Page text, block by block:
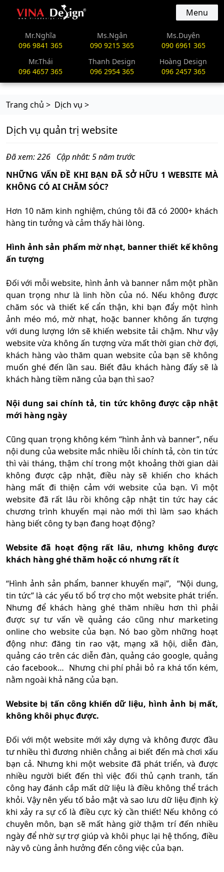
vinadesign.vn Menu
Mr.Nghĩa
096 9841 365
Ms.Ngân
090 9215 365
Ms.Duyên
090 6961 365
Mr.Thái
096 4657 365
Thanh Design
096 2954 365
Hoàng Design
096 2457 365
Trang chủ > Dịch vụ >
Dịch vụ quản trị website
Đã xem: 226 Cập nhât: 5 năm trước
NHỮNG VẤN ĐỀ KHI BẠN ĐÃ SỞ HỮU 1 WEBSITE MÀ
KHÔNG CÓ AI CHĂM SÓC?
Hơn 10 năm kinh nghiệm, chúng tôi đã có 2000+ khách
hàng tin tưởng và cảm thấy hài lòng.
Hình ảnh sản phẩm mờ nhạt, banner thiết kế không
ấn tượng
Đối với mỗi website, hình ảnh và banner nắm một phần
quan trọng như là linh hồn của nó. Nếu không được
chăm sóc và thiết kế cẩn thận, khi bạn đẩy một hình
ảnh méo mó, mờ nhạt, hoặc banner không ấn tượng
với dung lượng lớn sẽ khiến website tải chậm. Như vậy
website vừa không ấn tượng vừa mất thời gian chờ đợi,
khách hàng vào thăm quan website của bạn sẽ không
muốn ghé đến lần sau. Biết đâu khách hàng đấy sẽ là
khách hàng tiềm năng của bạn thì sao?
Nội dung sai chính tả, tin tức không được cập nhật
mới hàng ngày
Cũng quan trọng không kém “hình ảnh và banner”, nếu
nội dung của website mắc nhiều lỗi chính tả, còn tin tức
thì vài tháng, thậm chí trong một khoảng thời gian dài
không được cập nhật, điều này sẽ khiến cho khách
hàng mất đi thiện cảm với website của bạn. Vì một
website đã rất lâu rồi không cập nhật tin tức hay các
chương trình khuyến mại nào mới thì làm sao khách
hàng biết công ty bạn đang hoạt động?
Website đã hoạt động rất lâu, nhưng không được
khách hàng ghé thăm hoặc có nhưng rất ít
“Hình ảnh sản phẩm, banner khuyến mại”, “Nội dung,
tin tức” là các yếu tố bổ trợ cho một website phát triển.
Nhưng để khách hàng ghé thăm nhiều hơn thì phải
được sự tư vấn về quảng cáo cũng như marketing
online cho website của bạn. Nó bao gồm những hoạt
động như: đăng tin rao vặt, mạng xã hội, diễn đàn,
quảng cáo trên các diễn đàn, quảng cáo google, quảng
cáo facebook… Nhưng chi phí phải bỏ ra khá tốn kém,
nằm ngoài khả năng của bạn.
Website bị tấn công khiến dữ liệu, hình ảnh bị mất,
không khôi phục được.
Đối với một website mới xây dựng và không được đầu
tư nhiều thì đương nhiên chẳng ai biết đến mà chơi xấu
bạn cả. Nhưng khi một website đã phát triển, và được
nhiều người biết đến thì việc đối thủ cạnh tranh, tấn
công hay đánh cắp mất dữ liệu là điều không thể trách
khỏi. Vậy nên yếu tố bảo mật và sao lưu dữ liệu định kỳ
khi xảy ra sự cố là điều cực kỳ cần thiết! Nếu không có
chuyên môn, bạn sẽ mất hàng giờ thậm trí đến nhiều
ngày để nhờ sự trợ giúp và khôi phục lại hệ thống, điều
này vô cùng ảnh hưởng đến công việc của bạn.